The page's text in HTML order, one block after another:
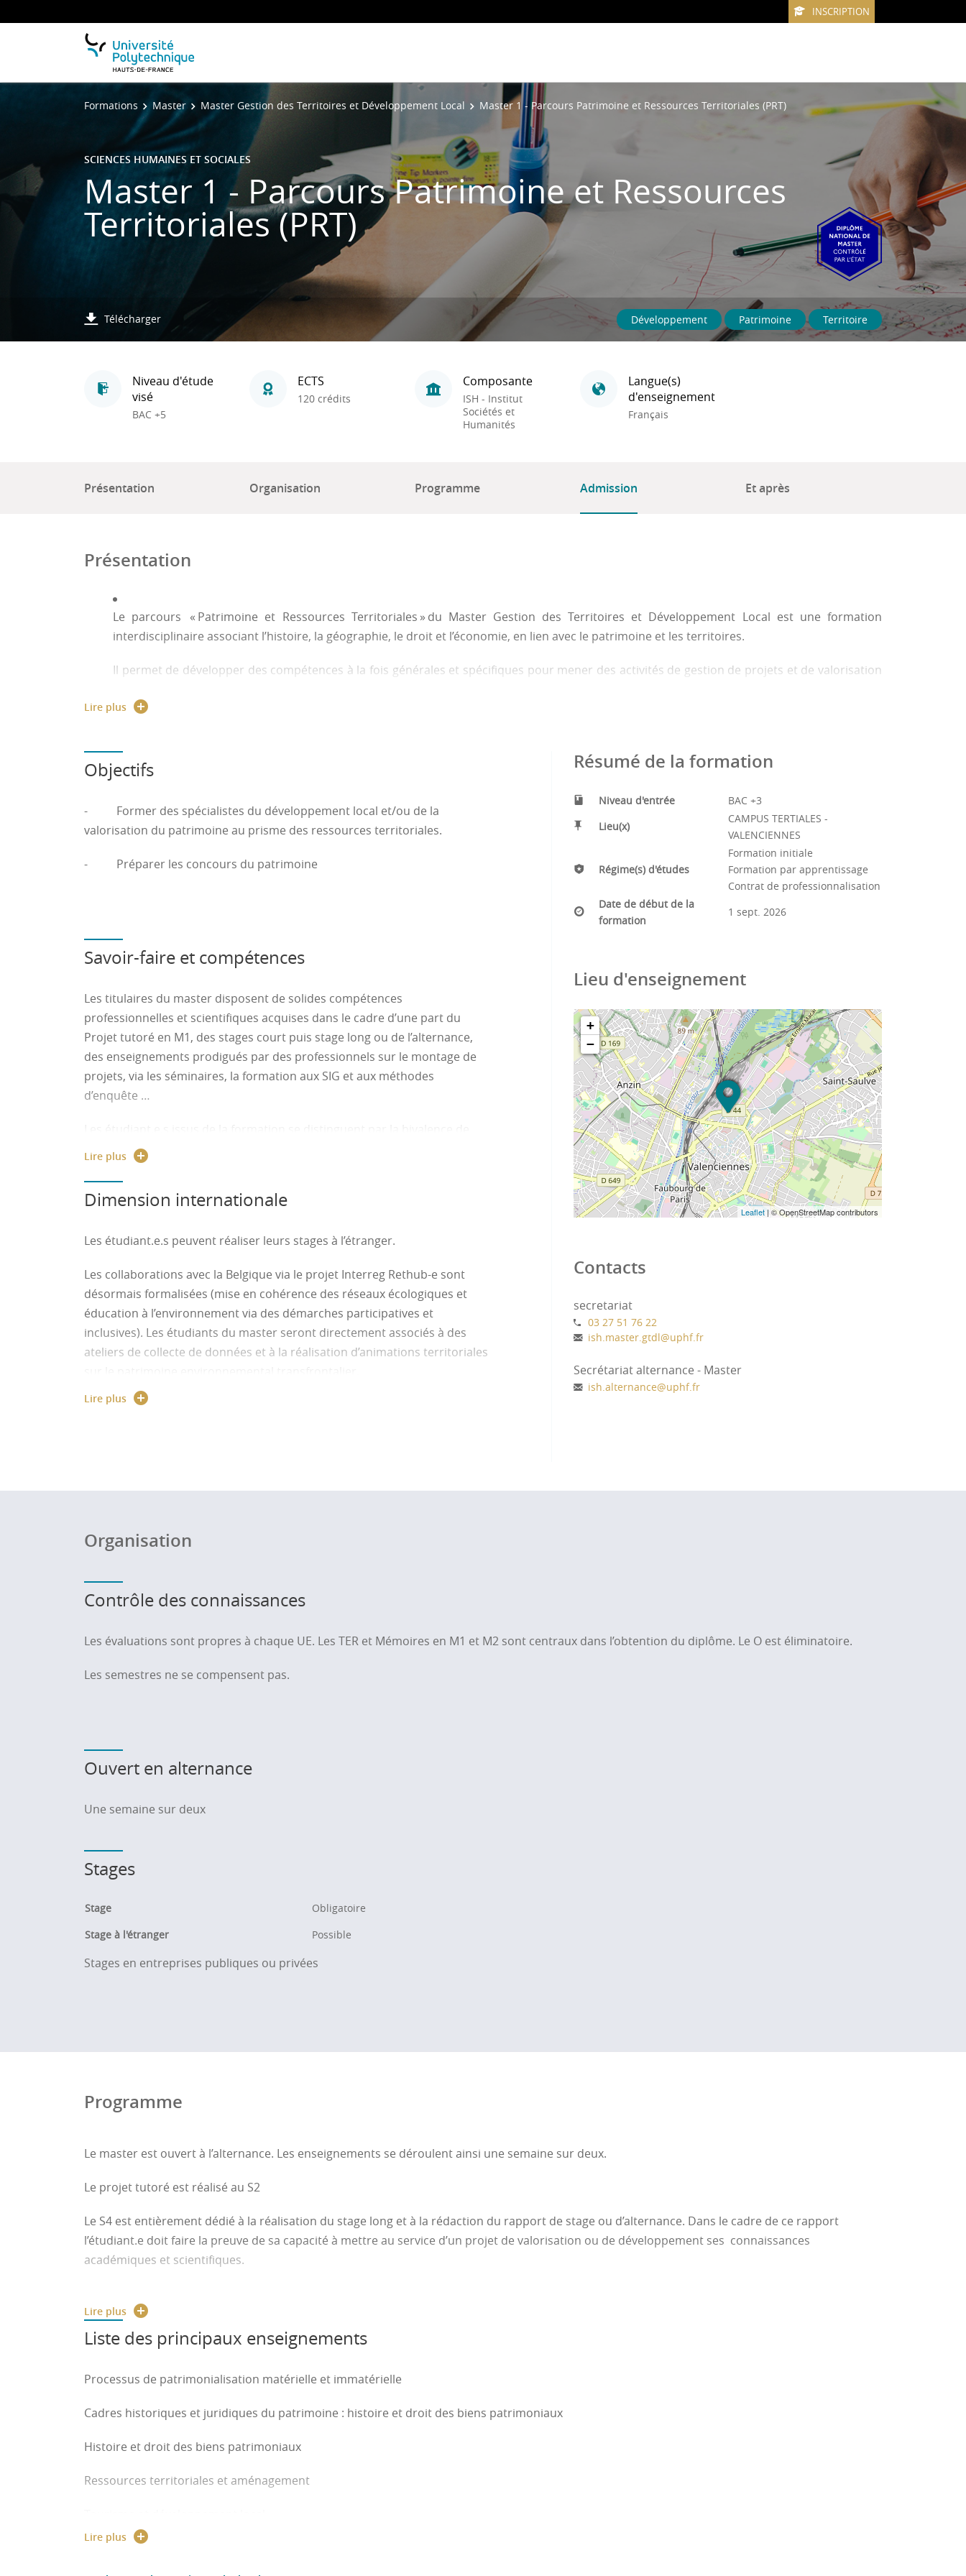
INSCRIPTION
Formations Master Master Gestion des Territoires et Développement Local Master 1 - Parcours Patrimoine et Ressources Territoriales (PRT)
SCIENCES HUMAINES ET SOCIALES
Master 1 - Parcours Patrimoine et Ressources
Territoriales (PRT)
Télécharger Développement Patrimoine Territoire
Niveau d'étude
visé
BAC +5
ECTS
120 crédits
Composante
ISH - Institut
Sociétés et
Humanités
Langue(s)
d'enseignement
Français
Présentation Organisation Programme Admission Et après
Présentation
Le parcours « Patrimoine et Ressources Territoriales » du Master Gestion des Territoires et Développement Local est une formation
interdisciplinaire associant l’histoire, la géographie, le droit et l’économie, en lien avec le patrimoine et les territoires.
Il permet de développer des compétences à la fois générales et spécifiques pour mener des activités de gestion de projets et de valorisation
Lire plus
Objectifs
- Former des spécialistes du développement local et/ou de la
valorisation du patrimoine au prisme des ressources territoriales.
- Préparer les concours du patrimoine
Savoir-faire et compétences
Les titulaires du master disposent de solides compétences
professionnelles et scientifiques acquises dans le cadre d’une part du
Projet tutoré en M1, des stages court puis stage long ou de l’alternance,
des enseignements prodigués par des professionnels sur le montage de
projets, via les séminaires, la formation aux SIG et aux méthodes
d’enquête …
leur formation. Tout autant historien.ne.s que géographes, ils/elles sont en
capacité d’approcher les questions propres à la valorisation des territoires
et des patrimoines dans leur complétude.
Lire plus
Dimension internationale
Les étudiant.e.s peuvent réaliser leurs stages à l’étranger.
Les collaborations avec la Belgique via le projet Interreg Rethub-e sont
désormais formalisées (mise en cohérence des réseaux écologiques et
éducation à l’environnement via des démarches participatives et
inclusives). Les étudiants du master seront directement associés à des
ateliers de collecte de données et à la réalisation d’animations territoriales
Lire plus
Résumé de la formation
Niveau d'entrée
BAC +3
Lieu(x)
CAMPUS TERTIALES -
VALENCIENNES
Régime(s) d'études
Formation initiale
Formation par apprentissage
Contrat de professionnalisation
Date de début de la
formation
1 sept. 2026
Lieu d'enseignement
+
−
Leaflet | © OpenStreetMap contributors
Contacts
secretariat
03 27 51 76 22
ish.master.gtdl@uphf.fr
Secrétariat alternance - Master
ish.alternance@uphf.fr
Organisation
Contrôle des connaissances
Les évaluations sont propres à chaque UE. Les TER et Mémoires en M1 et M2 sont centraux dans l’obtention du diplôme. Le O est éliminatoire.
Les semestres ne se compensent pas.
Ouvert en alternance
Une semaine sur deux
Stages
Stage
Obligatoire
Stage à l'étranger
Possible
Stages en entreprises publiques ou privées
Programme
Le master est ouvert à l’alternance. Les enseignements se déroulent ainsi une semaine sur deux.
Le projet tutoré est réalisé au S2
Le S4 est entièrement dédié à la réalisation du stage long et à la rédaction du rapport de stage ou d’alternance. Dans le cadre de ce rapport
l’étudiant.e doit faire la preuve de sa capacité à mettre au service d’un projet de valorisation ou de développement ses connaissances
académiques et scientifiques.
les M1 et les M2 en stage.
Le master est par ailleurs partie prenante du consortium EUROTELL associant l’UPHF à JUNIA ; et dans ce cadre sera impliqué via les projets tutorés
Lire plus
Liste des principaux enseignements
Processus de patrimonialisation matérielle et immatérielle
Cadres historiques et juridiques du patrimoine : histoire et droit des biens patrimoniaux
Histoire et droit des biens patrimoniaux
Ressources territoriales et aménagement
Méthodologie de la recherche
Lire plus